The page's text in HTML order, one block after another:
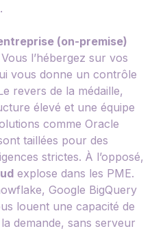
(on-premise)
l’hébergez sur vos
vous donne un contrôle
revers de la médaille,
élevé et une équipe
comme Oracle
taillées pour des
strictes. À l’opposé,
explose dans les PME.
Google BigQuery
louent une capacité de
demande, sans serveur